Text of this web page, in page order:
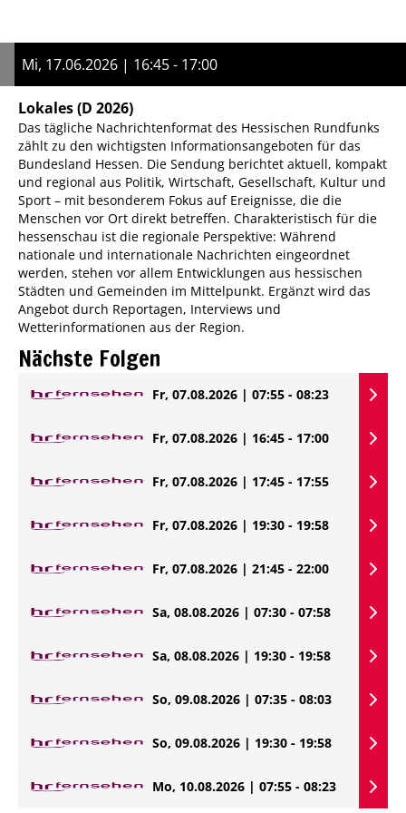
Mi, 17.06.2026 | 16:45 - 17:00
Lokales(D 2026)
Das tägliche Nachrichtenformat des Hessischen Rundfunks
zählt zu den wichtigsten Informationsangeboten für das
Bundesland Hessen. Die Sendung berichtet aktuell, kompakt
und regional aus Politik, Wirtschaft, Gesellschaft, Kultur und
Sport – mit besonderem Fokus auf Ereignisse, die die
Menschen vor Ort direkt betreffen. Charakteristisch für die
hessenschau ist die regionale Perspektive: Während
nationale und internationale Nachrichten eingeordnet
werden, stehen vor allem Entwicklungen aus hessischen
Städten und Gemeinden im Mittelpunkt. Ergänzt wird das
Angebot durch Reportagen, Interviews und
Wetterinformationen aus der Region.
Nächste Folgen
Fr, 07.08.2026 | 07:55 - 08:23
Fr, 07.08.2026 | 16:45 - 17:00
Fr, 07.08.2026 | 17:45 - 17:55
Fr, 07.08.2026 | 19:30 - 19:58
Fr, 07.08.2026 | 21:45 - 22:00
Sa, 08.08.2026 | 07:30 - 07:58
Sa, 08.08.2026 | 19:30 - 19:58
So, 09.08.2026 | 07:35 - 08:03
So, 09.08.2026 | 19:30 - 19:58
Mo, 10.08.2026 | 07:55 - 08:23